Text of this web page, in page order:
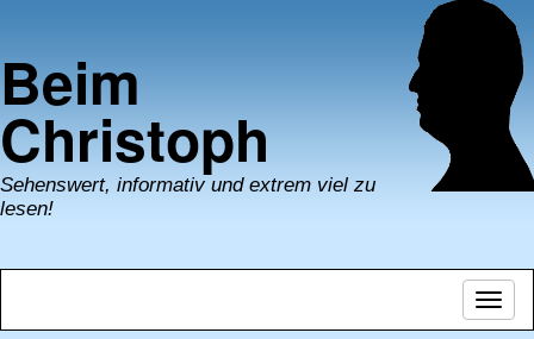
Beim
Christoph
Sehenswert, informativ und extrem viel zu
lesen!